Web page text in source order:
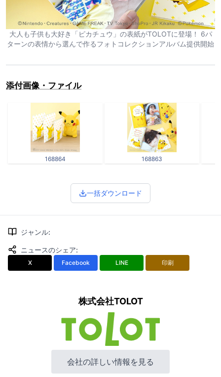
大人も子供も大好き「ピカチュウ」の表紙がTOLOTに登場！ 6パ
ターンの表情から選んで作るフォトコレクションアルバム提供開始
添付画像・ファイル
168864 168863
一括ダウンロード
ジャンル:
ニュースのシェア:
X Facebook LINE 印刷
株式会社TOLOT
会社の詳しい情報を見る